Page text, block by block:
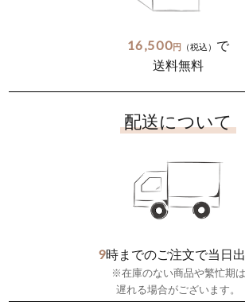
16,500円 （税込） で
送料無料
配送について
9時までのご注文で当日
※在庫のない商品や繁忙期は
遅れる場合がございます。